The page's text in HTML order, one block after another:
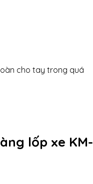
cho tay trong quá
lốp xe KM-